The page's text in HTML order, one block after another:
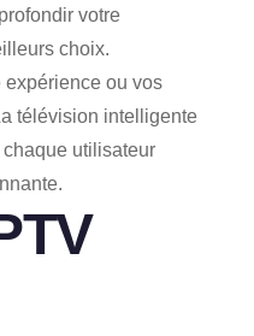
votre
choix.
expérience ou vos
télévision intelligente
utilisateur